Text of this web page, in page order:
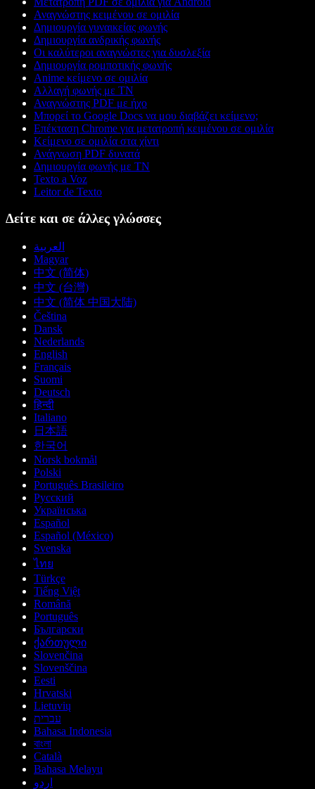
Αναγνώστης κειμένου σε ομιλία
Δημιουργία γυναικείας φωνής
Δημιουργία ανδρικής φωνής
Οι καλύτεροι αναγνώστες για δυσλεξία
Δημιουργία ρομποτικής φωνής
Anime κείμενο σε ομιλία
Αλλαγή φωνής με ΤΝ
Αναγνώστης PDF με ήχο
Μπορεί το Google Docs να μου διαβάζει κείμενο;
Επέκταση Chrome για μετατροπή κειμένου σε ομιλία
Κείμενο σε ομιλία στα χίντι
Ανάγνωση PDF δυνατά
Δημιουργία φωνής με ΤΝ
Texto a Voz
Leitor de Texto
Δείτε και σε άλλες γλώσσες
العربية
Magyar
中文 (简体)
中文 (台灣)
中文 (简体 中国大陆)
Čeština
Dansk
Nederlands
English
Français
Suomi
Deutsch
हिन्दी
Italiano
日本語
한국어
Norsk bokmål
Polski
Português Brasileiro
Русский
Українська
Español
Español (México)
Svenska
ไทย
Türkçe
Tiếng Việt
Română
Português
Български
ქართული
Slovenčina
Slovenščina
Eesti
Hrvatski
Lietuvių
עברית
Bahasa Indonesia
বাংলা
Català
Bahasa Melayu
اردو